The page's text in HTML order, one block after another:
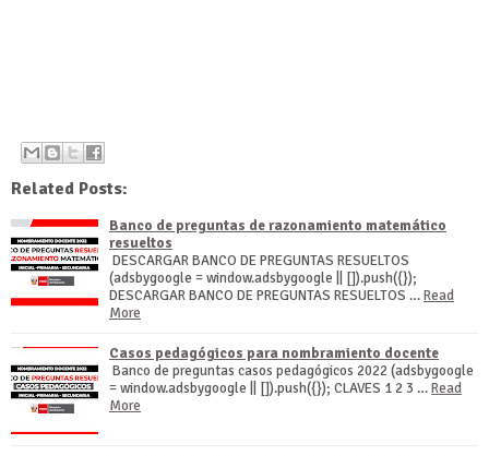
Related Posts:
Banco de preguntas de razonamiento matemático
resueltos
DESCARGAR BANCO DE PREGUNTAS RESUELTOS
(adsbygoogle = window.adsbygoogle || []).push({});
DESCARGAR BANCO DE PREGUNTAS RESUELTOS …Read
More
Casos pedagógicos para nombramiento docente
Banco de preguntas casos pedagógicos 2022 (adsbygoogle
= window.adsbygoogle || []).push({}); CLAVES 1 2 3 …Read
More